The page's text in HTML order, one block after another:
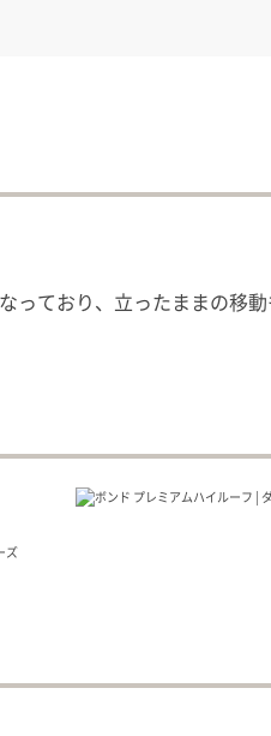
ており、立ったままの移